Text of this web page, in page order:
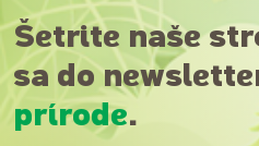
Šetrite naše
sa do
prírode.